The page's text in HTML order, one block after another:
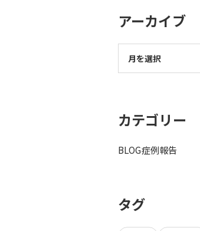
アーカイブ
カテゴリー
BLOG症例報告
タグ